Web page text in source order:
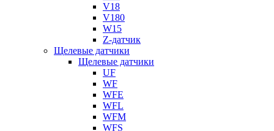
V18
V180
W15
Z-датчик
Щелевые датчики
Щелевые датчики
UF
WF
WFE
WFL
WFM
WFS